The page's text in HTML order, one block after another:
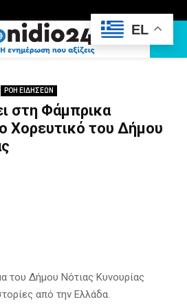
ΡΟΗ ΕΙΔΗΣΕΩΝ
στη Φάμπρικα
Χορευτικό του Δήμου
του Δήμου Νότιας Κυνουρίας
από την Ελλάδα.
EL